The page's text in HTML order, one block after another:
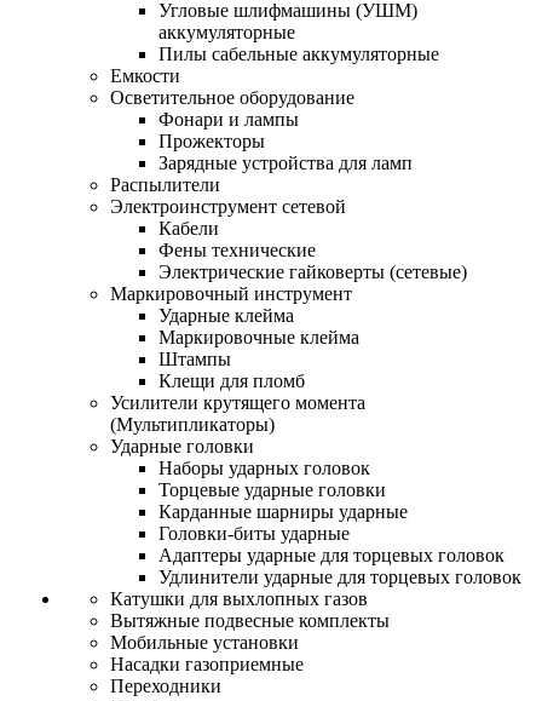
Угловые шлифмашины (УШМ)
аккумуляторные
Пилы сабельные аккумуляторные
Емкости
Осветительное оборудование
Фонари и лампы
Прожекторы
Зарядные устройства для ламп
Распылители
Электроинструмент сетевой
Кабели
Фены технические
Электрические гайковерты (сетевые)
Маркировочный инструмент
Ударные клейма
Маркировочные клейма
Штампы
Клещи для пломб
Усилители крутящего момента
(Мультипликаторы)
Ударные головки
Наборы ударных головок
Торцевые ударные головки
Карданные шарниры ударные
Головки-биты ударные
Адаптеры ударные для торцевых головок
Удлинители ударные для торцевых головок
Катушки для выхлопных газов
Вытяжные подвесные комплекты
Мобильные установки
Насадки газоприемные
Переходники